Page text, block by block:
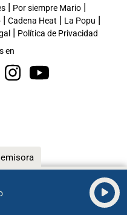
| Por siempre Mario|
| Cadena Heat | La Popu |
| Política de Privacidad
en